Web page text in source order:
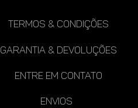
TERMOS & CONDIÇÕES
gARANTIA & DEVOLUÇÕES
ENTRE EM CONTATO
ENVIOS